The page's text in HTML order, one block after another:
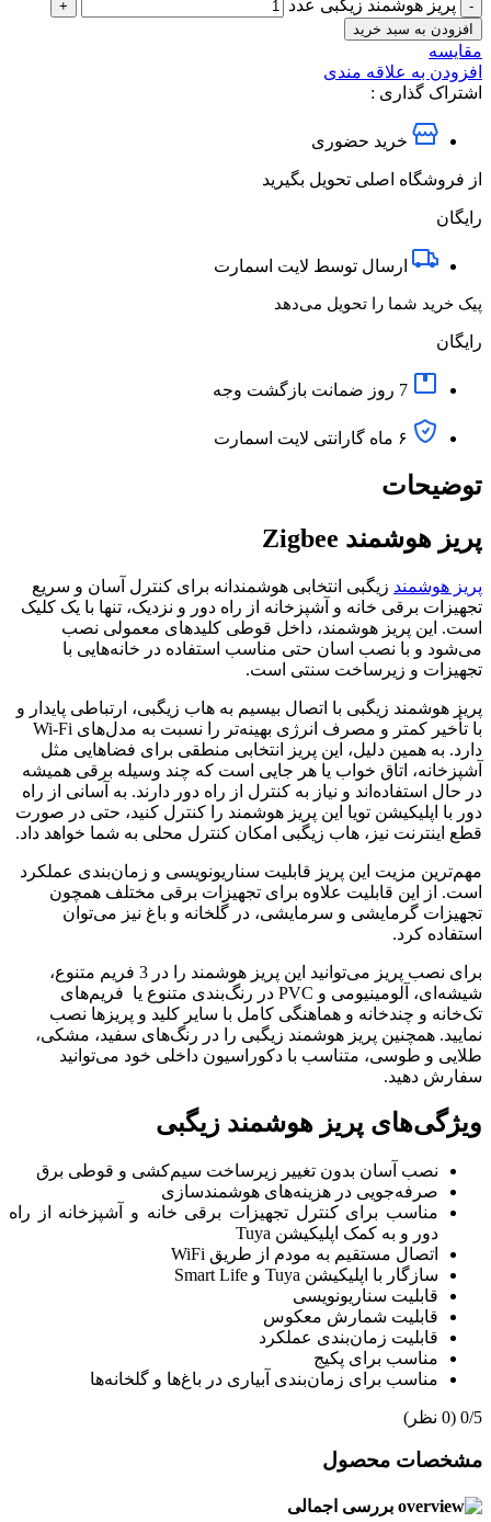
پریز هوشمند زیگبی عدد
افزودن به سبد خرید
مقایسه
افزودن به علاقه مندی
اشتراک گذاری :
خرید حضوری
از فروشگاه اصلی تحویل بگیرید
رایگان
ارسال توسط لایت اسمارت
پیک خرید شما را تحویل می‌دهد
رایگان
7 روز ضمانت بازگشت وجه
۶ ماه گارانتی لایت اسمارت
توضیحات
پریز هوشمند Zigbee
پریز هوشمند زیگبی انتخابی هوشمندانه برای کنترل آسان و سریع
تجهیزات برقی خانه و آشپزخانه از راه دور و نزدیک، تنها با یک کلیک
است. این پریز هوشمند، داخل قوطی کلیدهای معمولی نصب
می‌شود و با نصب اسان حتی مناسب استفاده در خانه‌هایی با
تجهیزات و زیرساخت سنتی است.
پریز هوشمند زیگبی با اتصال بیسیم به هاب زیگبی، ارتباطی پایدار و
با تأخیر کمتر و مصرف انرژی بهینه‌تر را نسبت به مدل‌های Wi-Fi
دارد. به همین دلیل، این پریز انتخابی منطقی برای فضاهایی مثل
آشپزخانه، اتاق خواب یا هر جایی است که چند وسیله برقی همیشه
در حال استفاده‌اند و نیاز به کنترل از راه دور دارند. به آسانی از راه
دور با اپلیکیشن تویا این پریز هوشمند را کنترل کنید، حتی در صورت
قطع اینترنت نیز، هاب زیگبی امکان کنترل محلی به شما خواهد داد.
مهم‌ترین مزیت این پریز قابلیت سناریونویسی و زمان‌بندی عملکرد
است. از این قابلیت علاوه برای تجهیزات برقی مختلف همچون
تجهیزات گرمایشی و سرمایشی، در گلخانه و باغ نیز می‌توان
استفاده کرد.
برای نصب پریز می‌توانید این پریز هوشمند را در 3 فریم متنوع،
شیشه‌ای، آلومینیومی و PVC در رنگ‌بندی متنوع یا فریم‌های
تک‌خانه و چندخانه و هماهنگی کامل با سایر کلید و پریزها نصب
نمایید. همچنین پریز هوشمند زیگبی را در رنگ‌های سفید، مشکی،
طلایی و طوسی، متناسب با دکوراسیون داخلی خود می‌توانید
سفارش دهید.
ویژگی‌های پریز هوشمند زیگبی
نصب آسان بدون تغییر زیرساخت سیم‌کشی و قوطی برق
صرفه‌جویی در هزینه‌های هوشمندسازی
مناسب برای کنترل تجهیزات برقی خانه و آشپزخانه از راه
دور و به کمک اپلیکیشن Tuya
اتصال مستقیم به مودم از طریق WiFi
سازگار با اپلیکیشن Tuya و Smart Life
قابلیت سناریونویسی
قابلیت شمارش معکوس
قابلیت زمان‌بندی عملکرد
مناسب برای پکیج
مناسب برای زمان‌بندی آبیاری در باغ‌ها و گلخانه‌ها
‫0/5 ‫(0 نظر)
مشخصات محصول
بررسی اجمالی